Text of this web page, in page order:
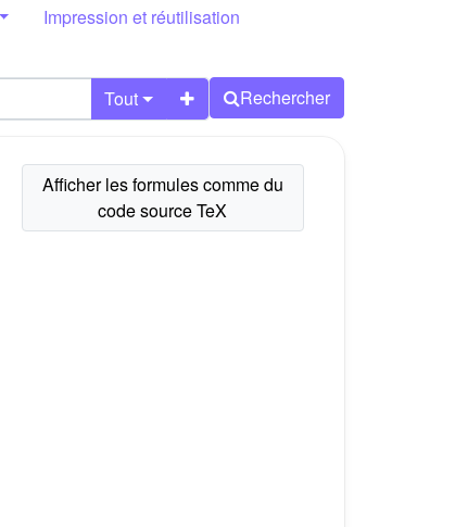
Impression et réutilisation
Tout Rechercher